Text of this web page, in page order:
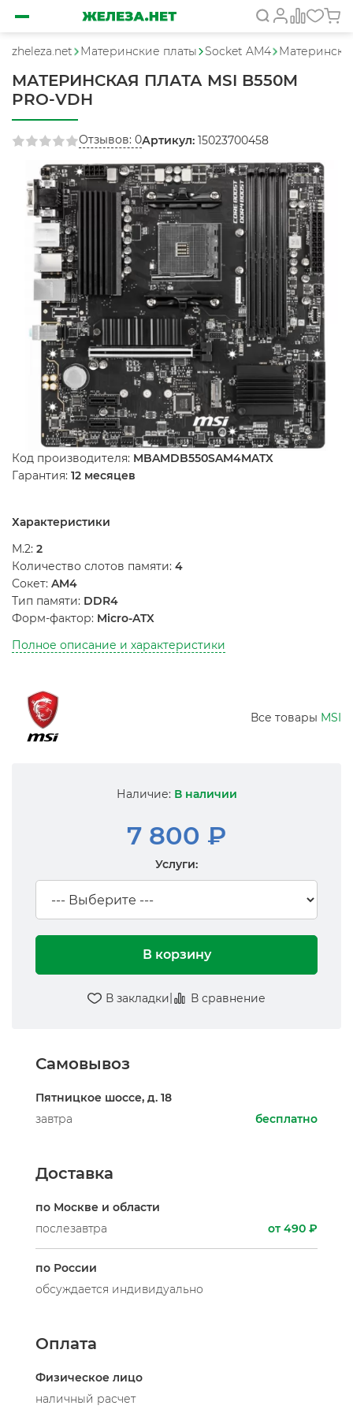
zheleza.net Материнские платы Socket AM4
МАТЕРИНСКАЯ ПЛАТА MSI B550M
PRO-VDH
Отзывов: 0Артикул: 15023700458
Код производителя: MBAMDB550SAM4MATX
Гарантия: 12 месяцев
Характеристики
M.2: 2
Количество слотов памяти: 4
Сокет: AM4
Тип памяти: DDR4
Форм-фактор: Micro-ATX
Полное описание и характеристики
Все товары MSI
Наличие: В наличии
7 800 ₽
Услуги:
В корзину
В закладки| В сравнение
Самовывоз
Пятницкое шоссе, д. 18
завтра
бесплатно
Доставка
по Москве и области
послезавтра
от 490 ₽
по России
обсуждается индивидуально
Оплата
Физическое лицо
наличный расчет